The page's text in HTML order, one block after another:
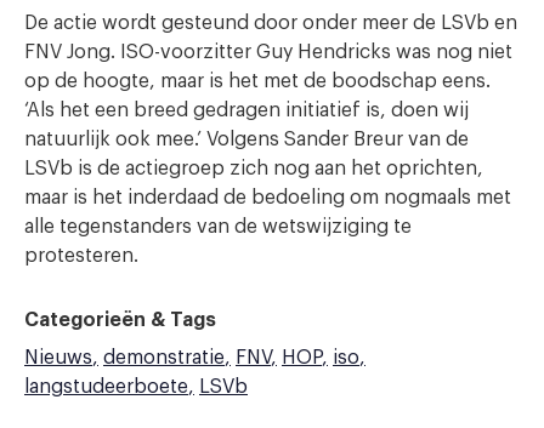
De actie wordt gesteund door onder meer de LSVb en
FNV Jong. ISO-voorzitter Guy Hendricks was nog niet
op de hoogte, maar is het met de boodschap eens.
‘Als het een breed gedragen initiatief is, doen wij
natuurlijk ook mee.’ Volgens Sander Breur van de
LSVb is de actiegroep zich nog aan het oprichten,
maar is het inderdaad de bedoeling om nogmaals met
alle tegenstanders van de wetswijziging te
protesteren.
Categorieën & Tags
Nieuws
demonstratie FNV HOP
iso
langstudeerboete
LSVb